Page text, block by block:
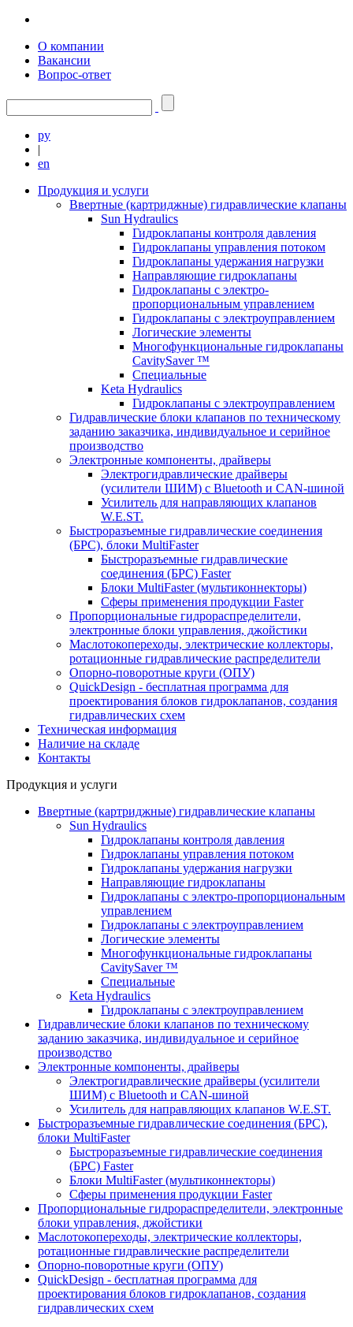
О компании
Вакансии
Вопрос-ответ
ру
|
en
Продукция и услуги
Ввертные (картриджные) гидравлические клапаны
Sun Hydraulics
Гидроклапаны контроля давления
Гидроклапаны управления потоком
Гидроклапаны удержания нагрузки
Направляющие гидроклапаны
Гидроклапаны с электро-
пропорциональным управлением
Гидроклапаны с электроуправлением
Логические элементы
Многофункциональные гидроклапаны
CavitySaver ™
Специальные
Keta Hydraulics
Гидроклапаны с электроуправлением
Гидравлические блоки клапанов по техническому
заданию заказчика, индивидуальное и серийное
производство
Электронные компоненты, драйверы
Электрогидравлические драйверы
(усилители ШИМ) с Bluetooth и CAN-шиной
Усилитель для направляющих клапанов
W.E.ST.
Быстроразъемные гидравлические соединения
(БРС), блоки MultiFaster
Быстроразъемные гидравлические
соединения (БРС) Faster
Блоки MultiFaster (мультиконнекторы)
Сферы применения продукции Faster
Пропорциональные гидрораспределители,
электронные блоки управления, джойстики
Маслотокопереходы, электрические коллекторы,
ротационные гидравлические распределители
Опорно-поворотные круги (ОПУ)
QuickDesign - бесплатная программа для
проектирования блоков гидроклапанов, создания
гидравлических схем
Техническая информация
Наличие на складе
Контакты
Продукция и услуги
Ввертные (картриджные) гидравлические клапаны
Sun Hydraulics
Гидроклапаны контроля давления
Гидроклапаны управления потоком
Гидроклапаны удержания нагрузки
Направляющие гидроклапаны
Гидроклапаны с электро-пропорциональным
управлением
Гидроклапаны с электроуправлением
Логические элементы
Многофункциональные гидроклапаны
CavitySaver ™
Специальные
Keta Hydraulics
Гидроклапаны с электроуправлением
Гидравлические блоки клапанов по техническому
заданию заказчика, индивидуальное и серийное
производство
Электронные компоненты, драйверы
Электрогидравлические драйверы (усилители
ШИМ) с Bluetooth и CAN-шиной
Усилитель для направляющих клапанов W.E.ST.
Быстроразъемные гидравлические соединения (БРС),
блоки MultiFaster
Быстроразъемные гидравлические соединения
(БРС) Faster
Блоки MultiFaster (мультиконнекторы)
Сферы применения продукции Faster
Пропорциональные гидрораспределители, электронные
блоки управления, джойстики
Маслотокопереходы, электрические коллекторы,
ротационные гидравлические распределители
Опорно-поворотные круги (ОПУ)
QuickDesign - бесплатная программа для
проектирования блоков гидроклапанов, создания
гидравлических схем